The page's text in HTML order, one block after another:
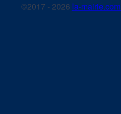
©2017 - 2026 la-mairie.com